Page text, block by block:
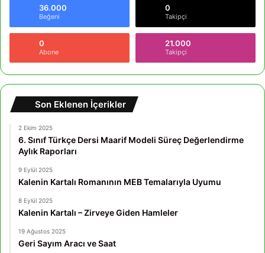
36.000
Beğeni
0
Takipçi
0
Abone
21.000
Takipçi
Son Eklenen İçerikler
2 Ekim 2025
6. Sınıf Türkçe Dersi Maarif Modeli Süreç Değerlendirme
Aylık Raporları
9 Eylül 2025
Kalenin Kartalı Romanının MEB Temalarıyla Uyumu
8 Eylül 2025
Kalenin Kartalı – Zirveye Giden Hamleler
19 Ağustos 2025
Geri Sayım Aracı ve Saat